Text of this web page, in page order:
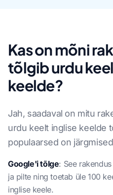
Kas on mõni
tõlgib urdu
keelde?
Jah, saadaval on mitu
urdu keelt inglise keelde
populaarsed on
Google'i tõlge: See
ja pilte ning toetab üle 100
inglise keele.